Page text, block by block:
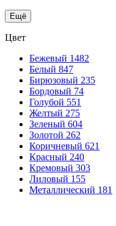
Ещё
Цвет
Бежевый 1482
Белый 847
Бирюзовый 235
Бордовый 74
Голубой 551
Желтый 275
Зеленый 604
Золотой 262
Коричневый 621
Красный 240
Кремовый 303
Лиловый 155
Металлический 181